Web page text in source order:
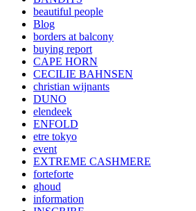
beautiful people
Blog
borders at balcony
buying report
CAPE HORN
CECILIE BAHNSEN
christian wijnants
DUNO
elendeek
ENFOLD
etre tokyo
event
EXTREME CASHMERE
forteforte
ghoud
information